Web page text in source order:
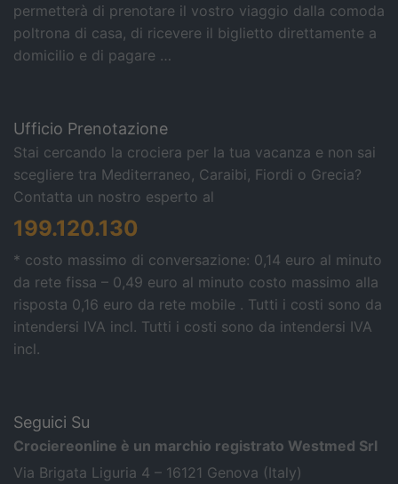
permetterà di prenotare il vostro viaggio dalla comoda
poltrona di casa, di ricevere il biglietto direttamente a
domicilio e di pagare …
Ufficio Prenotazione
Stai cercando la crociera per la tua vacanza e non sai
scegliere tra Mediterraneo, Caraibi, Fiordi o Grecia?
Contatta un nostro esperto al
199.120.130
* costo massimo di conversazione: 0,14 euro al minuto
da rete fissa – 0,49 euro al minuto costo massimo alla
risposta 0,16 euro da rete mobile . Tutti i costi sono da
intendersi IVA incl. Tutti i costi sono da intendersi IVA
incl.
Seguici Su
Crociereonline è un marchio registrato Westmed Srl
Via Brigata Liguria 4 – 16121 Genova (Italy)